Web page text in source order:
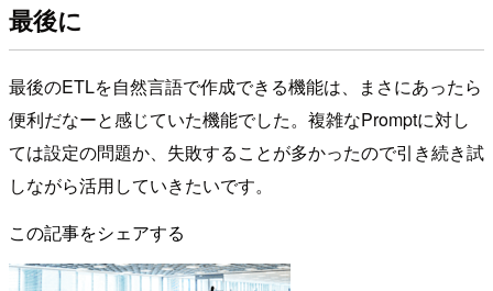
最後に
最後のETLを自然言語で作成できる機能は、まさにあったら
便利だなーと感じていた機能でした。複雑なPromptに対し
ては設定の問題か、失敗することが多かったので引き続き試
しながら活用していきたいです。
この記事をシェアする